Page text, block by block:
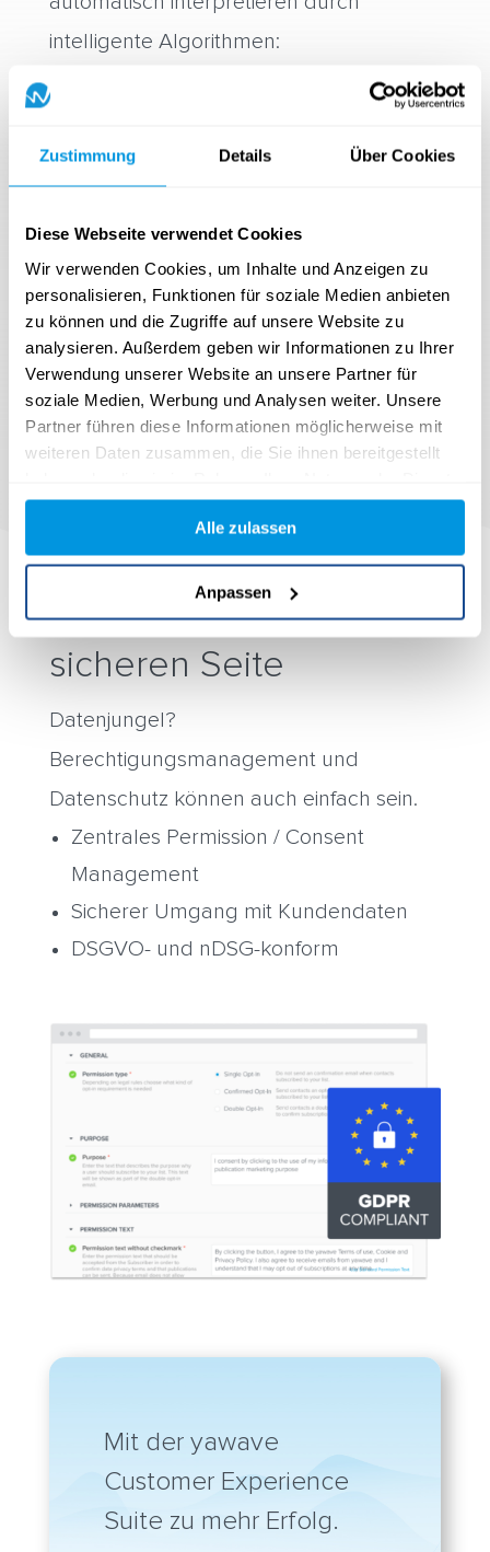
Zustimmung Details Über Cookies
Diese Webseite verwendet Cookies
Wir verwenden Cookies, um Inhalte und Anzeigen zu
personalisieren, Funktionen für soziale Medien anbieten
zu können und die Zugriffe auf unsere Website zu
analysieren. Außerdem geben wir Informationen zu Ihrer
Verwendung unserer Website an unsere Partner für
soziale Medien, Werbung und Analysen weiter. Unsere
Partner führen diese Informationen möglicherweise mit
weiteren Daten zusammen, die Sie ihnen bereitgestellt
gesammelt haben.
Alle zulassen
Anpassen
intelligente Algorithmen:
Nutzerverhalten qualitativ einordnen
Schritte
Inhalts Performance einfacher
interpretieren
Rechtlich auf der
sicheren Seite
Datenjungel?
Berechtigungsmanagement und
Datenschutz können auch einfach sein.
Zentrales Permission / Consent
Management
Sicherer Umgang mit Kundendaten
DSGVO- und nDSG-konform
Mit der yawave
Customer Experience
Suite zu mehr Erfolg.